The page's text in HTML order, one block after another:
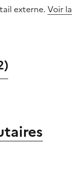
externe. Voir la
)